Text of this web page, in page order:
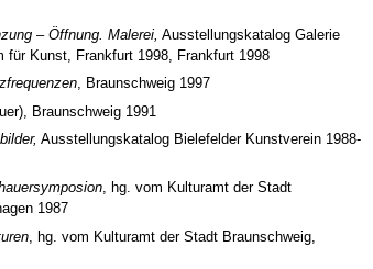
– Öffnung. Malerei, Ausstellungskatalog Galerie
für Kunst, Frankfurt 1998, Frankfurt 1998
, Braunschweig 1997
Braunschweig 1991
Ausstellungskatalog Bielefelder Kunstverein 1988-
, hg. vom Kulturamt der Stadt
1987
, hg. vom Kulturamt der Stadt Braunschweig,